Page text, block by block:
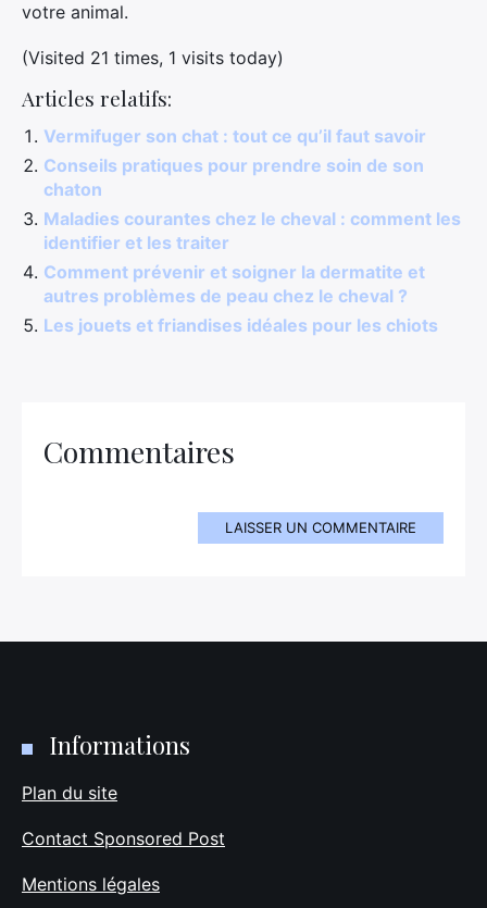
votre animal.
(Visited 21 times, 1 visits today)
Articles relatifs:
Vermifuger son chat : tout ce qu’il faut savoir
Conseils pratiques pour prendre soin de son
chaton
Maladies courantes chez le cheval : comment les
identifier et les traiter
Comment prévenir et soigner la dermatite et
autres problèmes de peau chez le cheval ?
Les jouets et friandises idéales pour les chiots
Commentaires
LAISSER UN COMMENTAIRE
Informations
Plan du site
Contact Sponsored Post
Mentions légales